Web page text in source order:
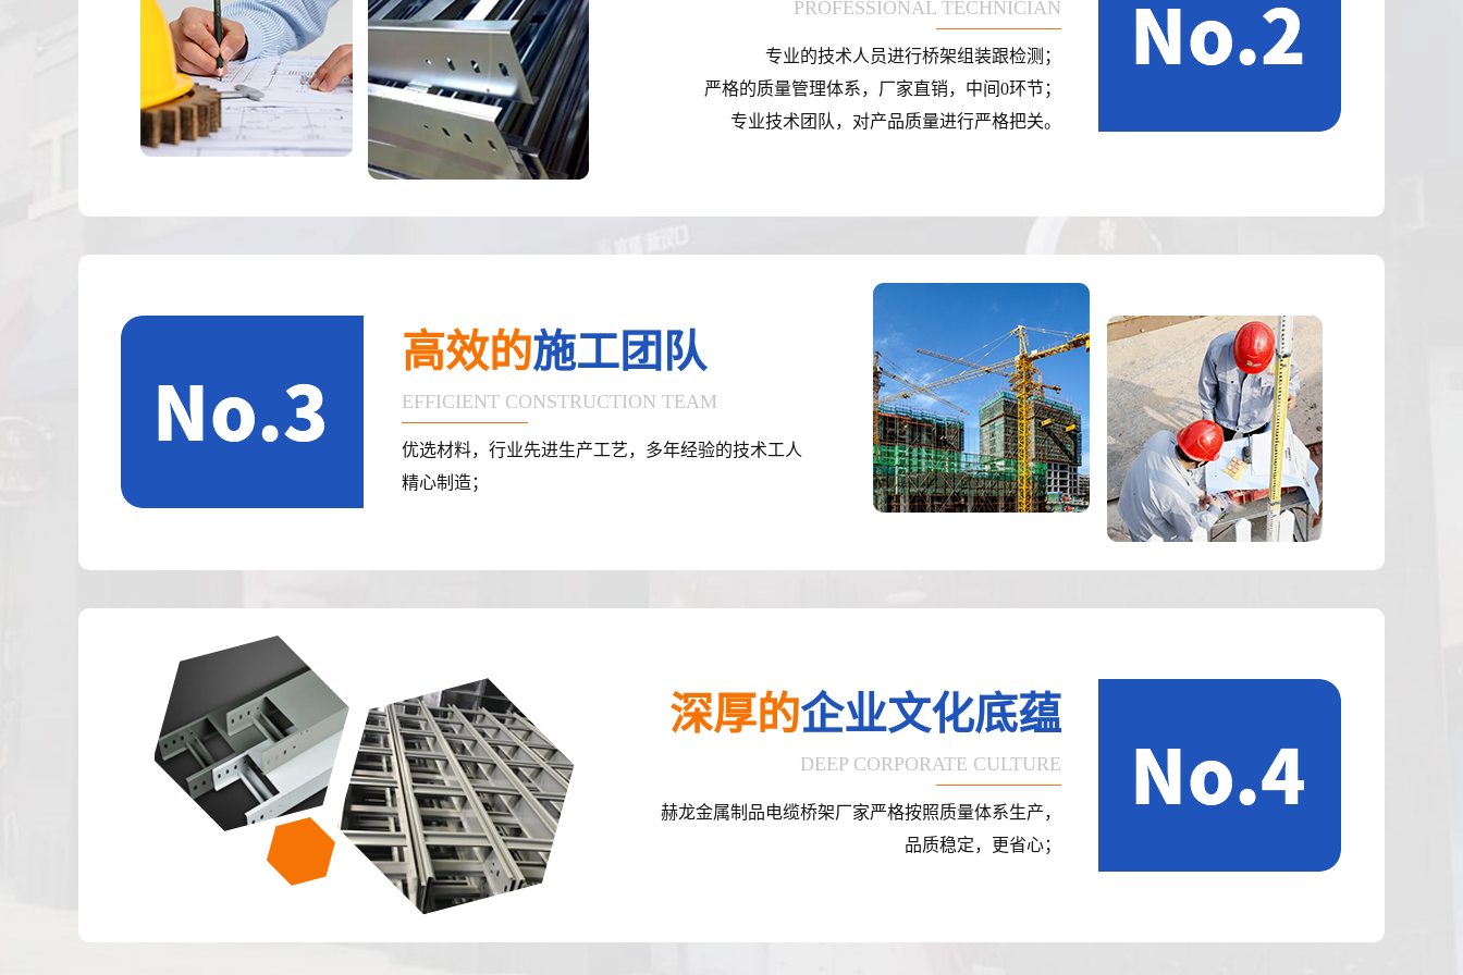
PROFESSIONAL TECHNICIAN
专业的技术人员进行桥架组装跟检测；
严格的质量管理体系，厂家直销，中间0环节；
专业技术团队，对产品质量进行严格把关。
高效的施工团队
EFFICIENT CONSTRUCTION TEAM
优选材料，行业先进生产工艺，多年经验的技术工人
精心制造；
深厚的企业文化底蕴
DEEP CORPORATE CULTURE
赫龙金属制品电缆桥架厂家严格按照质量体系生产，
品质稳定，更省心；